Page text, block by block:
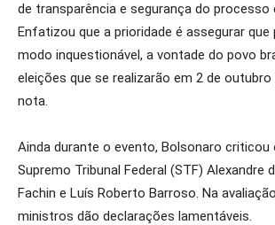
de transparência e segurança do processo
Enfatizou que a prioridade é assegurar que
modo inquestionável, a vontade do povo
eleições que se realizarão em 2 de outubro
nota.
Ainda durante o evento, Bolsonaro
Supremo Tribunal Federal (STF) Alexandre
Fachin e Luís Roberto Barroso. Na
ministros dão declarações lamentáveis.